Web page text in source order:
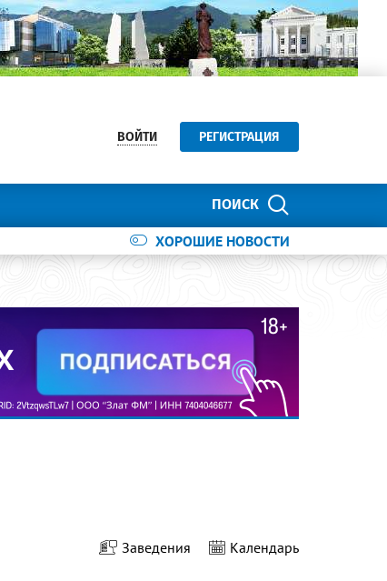
ВОЙТИ РЕГИСТРАЦИЯ
ПОИСК
ХОРОШИЕ НОВОСТИ
Заведения Календарь